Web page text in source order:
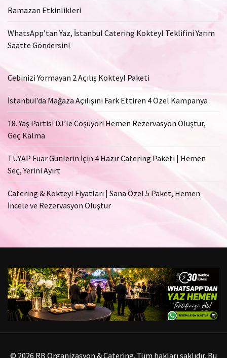
Ramazan Etkinlikleri
WhatsApp’tan Yaz, İstanbul Catering Kokteyl Teklifini Yarım
Saatte Göndersin!
Cebinizi Yormayan 2 Açılış Kokteyl Paketi
İstanbul’da Mağaza Açılışını Fark Ettiren 4 Özel Kampanya
18. Yaş Partisi DJ’le Coşuyor! Hemen Rezervasyon Oluştur,
Geç Kalma
TÜYAP Fuar Günlerin İçin 4 Hazır Catering Paketi | Hemen
Seç, Yerini Ayırt
Catering & Kokteyl Fiyatları | Sana Özel 5 Paket, Hemen
İncele ve Rezervasyon Oluştur
© 2026 RB Organizasyon & Catering. Tüm hakları saklıdır. Bu